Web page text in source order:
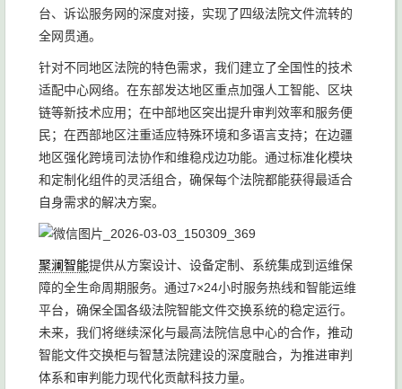
台、诉讼服务网的深度对接，实现了四级法院文件流转的
全网贯通。
针对不同地区法院的特色需求，我们建立了全国性的技术
适配中心网络。在东部发达地区重点加强人工智能、区块
链等新技术应用；在中部地区突出提升审判效率和服务便
民；在西部地区注重适应特殊环境和多语言支持；在边疆
地区强化跨境司法协作和维稳戍边功能。通过标准化模块
和定制化组件的灵活组合，确保每个法院都能获得最适合
自身需求的解决方案。
聚澜智能提供从方案设计、设备定制、系统集成到运维保
障的全生命周期服务。通过7×24小时服务热线和智能运维
平台，确保全国各级法院智能文件交换系统的稳定运行。
未来，我们将继续深化与最高法院信息中心的合作，推动
智能文件交换柜与智慧法院建设的深度融合，为推进审判
体系和审判能力现代化贡献科技力量。